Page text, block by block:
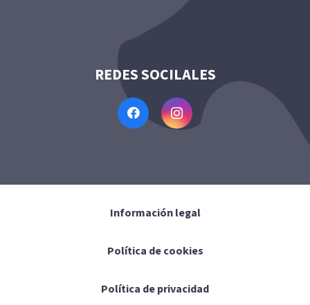
REDES SOCILALES
Información legal
Política de cookies
Política de privacidad